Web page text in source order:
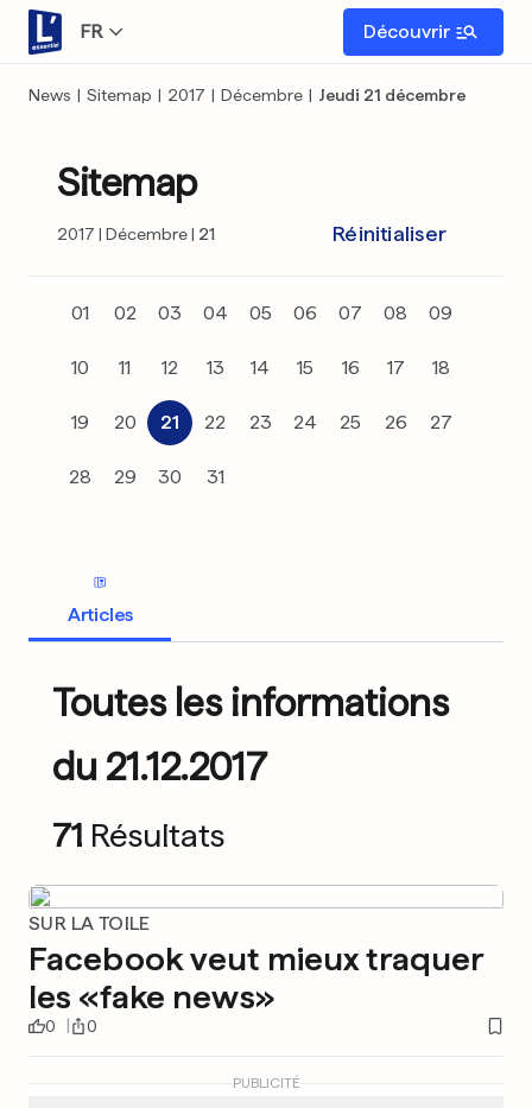
FR Découvrir
News | Sitemap | 2017 | Décembre | Jeudi 21 décembre
Sitemap
2017 Décembre 21 Réinitialiser
01 02 03 04 05 06 07 08 09
10 11 12 13 14 15 16 17 18
19 20 21 22 23 24 25 26 27
28 29 30 31
Articles
Toutes les informations
du 21.12.2017
71 Résultats
SUR LA TOILE
Facebook veut mieux traquer
les «fake news»
0 0
PUBLICITÉ